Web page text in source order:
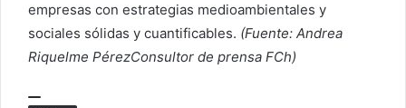
empresas con estrategias medioambientales y
sociales sólidas y cuantificables. (Fuente: Andrea
Riquelme PérezConsultor de prensa FCh)